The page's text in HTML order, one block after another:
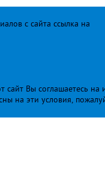
с сайта ссылка на
сайт Вы соглашаетесь
на эти условия,